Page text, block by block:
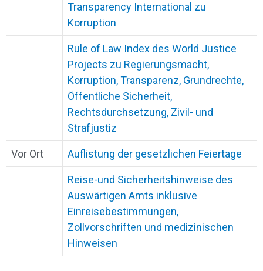
Transparency International zu
Korruption
Rule of Law Index des World Justice
Projects zu Regierungsmacht,
Korruption, Transparenz, Grundrechte,
Öffentliche Sicherheit,
Rechtsdurchsetzung, Zivil- und
Strafjustiz
Vor Ort Auflistung der gesetzlichen Feiertage
Reise-und Sicherheitshinweise des
Auswärtigen Amts inklusive
Einreisebestimmungen,
Zollvorschriften und medizinischen
Hinweisen